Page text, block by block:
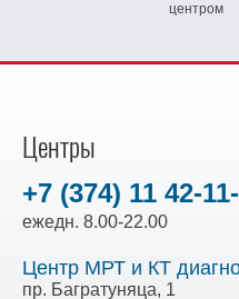
центром
Центры
+7 (374) 11 42-
ежедн. 8.00-22.00
Центр МРТ и КТ
пр. Багратуняца, 1